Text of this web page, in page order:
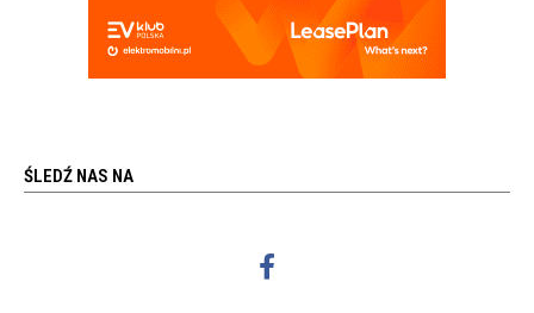
ŚLEDŹ NAS NA